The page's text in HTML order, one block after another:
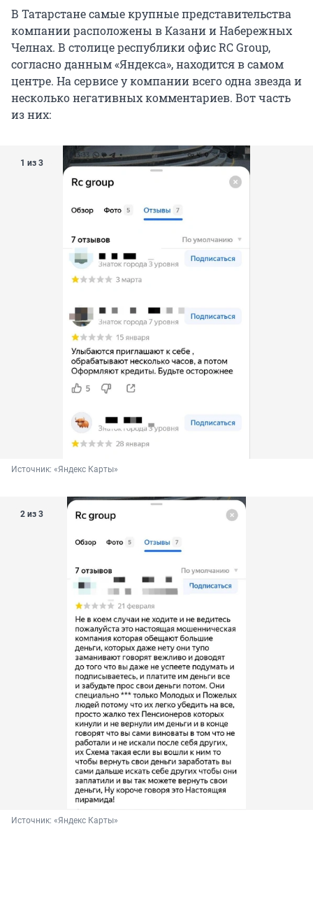
директором значится Дмитрий Лазаров, он же
был одним из учредителей, но вышел из
состава владельцев. Сейчас ими числятся
Елена Мищенко, Мария Михайлова и Егор
Патов — на официальном сайте компании они
указаны как ее основатели. При этом
финансовые результаты неровные: по итогам
чистая прибыль составила 27,2 млн. В
компании числится 16 сотрудников, налоговая
задолженность фирмы за 2025 год — 8,9 млн
В Татарстане самые крупные представительства
компании расположены в Казани и Набережных
Челнах. В столице республики офис RC Group,
согласно данным «Яндекса», находится в самом
центре. На сервисе у компании всего одна звезда и
несколько негативных комментариев. Вот часть
из них:
1 из 3
Источник: «Яндекс Карты»
2 из 3
Источник: «Яндекс Карты»